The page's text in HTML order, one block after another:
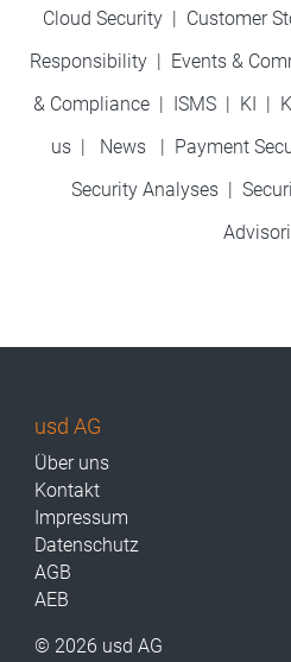
Cloud Security | Customer
Responsibility| Events &
& Compliance | ISMS | KI |
us | News | Payment
Security Analyses |
usd AG
Über uns
Kontakt
Impressum
Datenschutz
AGB
AEB
© 2026 usd AG